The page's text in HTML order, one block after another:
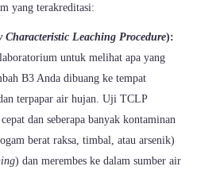
yang terakreditasi:
Characteristic Leaching Procedure):
untuk melihat apa yang
B3 Anda dibuang ke tempat
terpapar air hujan. Uji TCLP
dan seberapa banyak kontaminan
berat raksa, timbal, atau arsenik)
) dan merembes ke dalam sumber air